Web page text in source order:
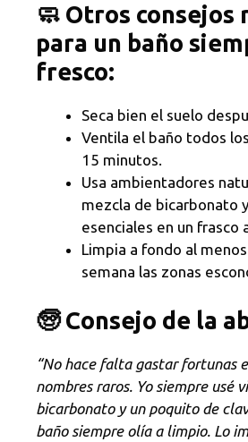
🧼 Otros consejos
para un baño
fresco:
Seca bien el suelo
Ventila el baño todos
15 minutos.
Usa ambientadores
mezcla de bicarbonato
esenciales en un frasco
Limpia a fondo al
semana las zonas
🧓 Consejo de la
“No hace falta gastar fortunas
nombres raros. Yo siempre usé
bicarbonato y un poquito de
baño siempre olía a limpio. Lo